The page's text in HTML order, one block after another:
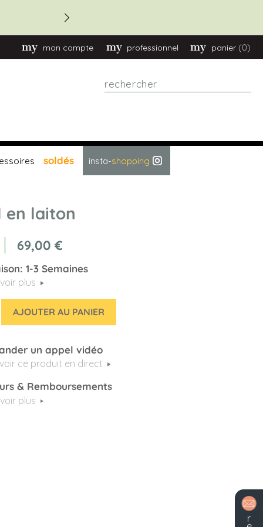
mon compte professionnel panier (0)
Rechercher
soldés insta-shopping
en laiton
69,00 €
1-3 Semaines
plus
AJOUTER AU PANIER
un appel vidéo
ce produit en direct
& Remboursements
plus
r